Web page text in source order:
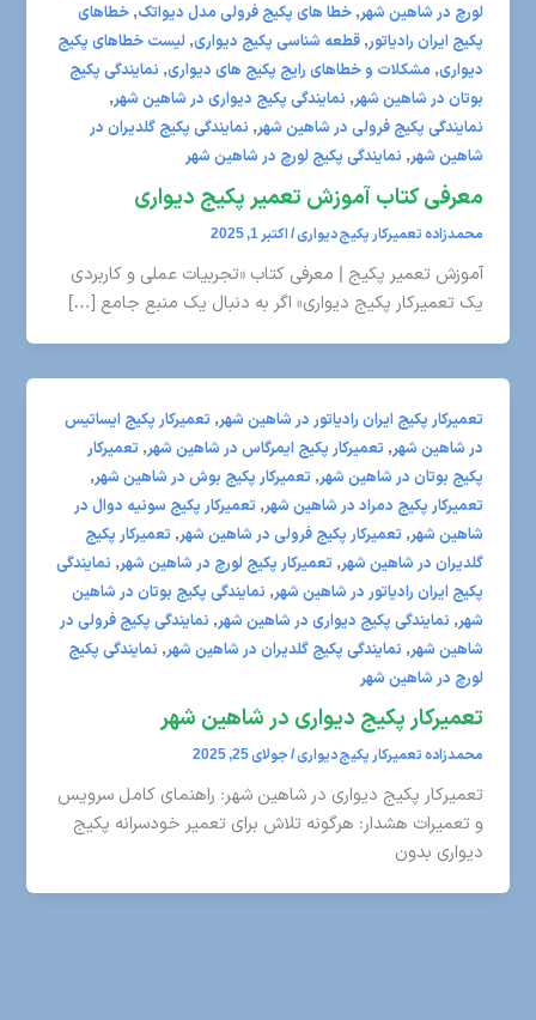
لورچ در شاهین شهر,خطا های پکیج فرولی مدل دیواتک,خطاهای
پکیج ایران رادیاتور,قطعه شناسی پکیج دیواری, لیست خطاهای پکیج
دیواری, مشکلات و خطاهای رایج پکیج های دیواری, نمایندگی پکیج
بوتان در شاهین شهر, نمایندگی پکیج دیواری در شاهین شهر,
نمایندگی پکیج فرولی در شاهین شهر, نمایندگی پکیج گلدیران در
شاهین شهر, نمایندگی پکیج لورچ در شاهین شهر
معرفی کتاب آموزش تعمیر پکیج دیواری
محمدزاده تعمیرکار پکیج دیواری/اکتبر 1, 2025
آموزش تعمیر پکیج | معرفی کتاب «تجربیات عملی و کاربردی
یک تعمیرکار پکیج دیواری» اگر به دنبال یک منبع جامع […]
تعمیرکار پکیج ایران رادیاتور در شاهین شهر, تعمیرکار پکیج ایساتیس
در شاهین شهر, تعمیرکار پکیج ایمرگاس در شاهین شهر, تعمیرکار
پکیج بوتان در شاهین شهر, تعمیرکار پکیج بوش در شاهین شهر,
تعمیرکار پکیج دمراد در شاهین شهر, تعمیرکار پکیج سونیه دوال در
شاهین شهر, تعمیرکار پکیج فرولی در شاهین شهر, تعمیرکار پکیج
گلدیران در شاهین شهر, تعمیرکار پکیج لورچ در شاهین شهر, نمایندگی
پکیج ایران رادیاتور در شاهین شهر, نمایندگی پکیج بوتان در شاهین
شهر, نمایندگی پکیج دیواری در شاهین شهر, نمایندگی پکیج فرولی در
شاهین شهر, نمایندگی پکیج گلدیران در شاهین شهر, نمایندگی پکیج
لورچ در شاهین شهر
تعمیرکار پکیج دیواری در شاهین شهر
محمدزاده تعمیرکار پکیج دیواری/جولای 25, 2025
تعمیرکار پکیج دیواری در شاهین شهر: راهنمای کامل سرویس
و تعمیرات هشدار: هرگونه تلاش برای تعمیر خودسرانه پکیج
دیواری بدون